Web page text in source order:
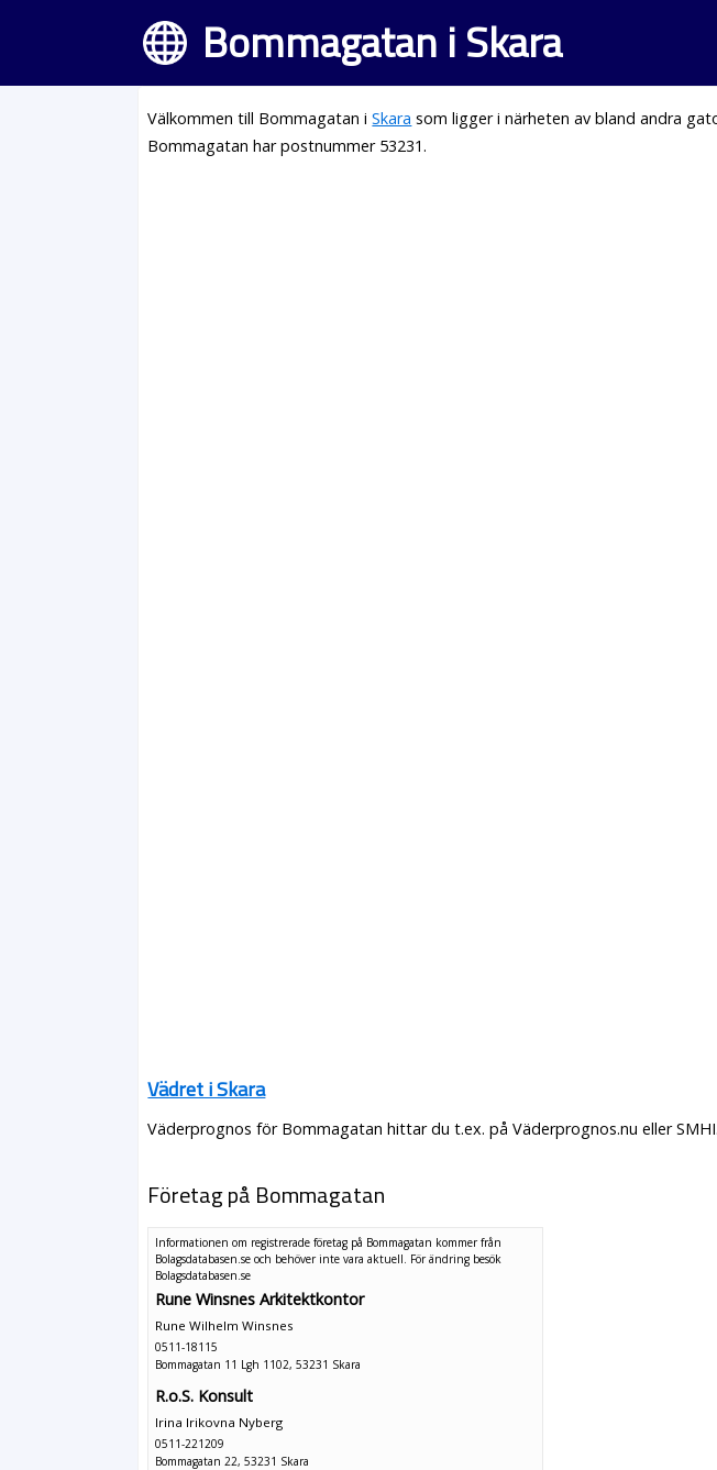
Bommagatan i Skara
Välkommen till Bommagatan iSkara som ligger i närheten av bland andra
Bommagatan har postnummer 53231.
Vädret i Skara
Väderprognos för Bommagatan hittar du t.ex. på Väderprognos.nu eller SMHI.
Företag på Bommagatan
Informationen om registrerade företag på Bommagatan kommer från
Bolagsdatabasen.se och behöver inte vara aktuell. För ändring besök
Bolagsdatabasen.se
Rune Winsnes Arkitektkontor
Rune Wilhelm Winsnes
0511-18115
Bommagatan 11 Lgh 1102, 53231 Skara
R.o.S. Konsult
Irina Irikovna Nyberg
0511-221209
Bommagatan 22, 53231 Skara